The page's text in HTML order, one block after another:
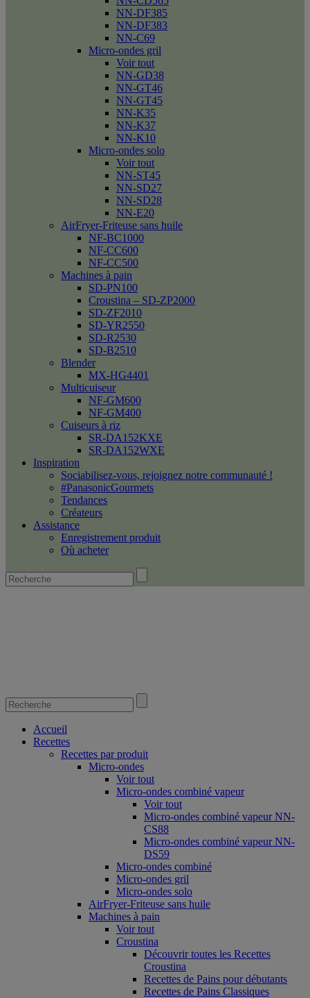
NN-DF385
NN-DF383
NN-C69
Micro-ondes gril
Voir tout
NN-GD38
NN-GT46
NN-GT45
NN-K35
NN-K37
NN-K10
Micro-ondes solo
Voir tout
NN-ST45
NN-SD27
NN-SD28
NN-E20
AirFryer-Friteuse sans huile
NF-BC1000
NF-CC600
NF-CC500
Machines à pain
SD-PN100
Croustina – SD-ZP2000
SD-ZF2010
SD-YR2550
SD-R2530
SD-B2510
Blender
MX-HG4401
Multicuiseur
NF-GM600
NF-GM400
Cuiseurs à riz
SR-DA152KXE
SR-DA152WXE
Inspiration
Sociabilisez-vous, rejoignez notre communauté !
#PanasonicGourmets
Tendances
Créateurs
Assistance
Enregistrement produit
Où acheter
Accueil
Recettes
Recettes par produit
Micro-ondes
Voir tout
Micro-ondes combiné vapeur
Voir tout
Micro-ondes combiné vapeur NN-
CS88
Micro-ondes combiné vapeur NN-
DS59
Micro-ondes combiné
Micro-ondes gril
Micro-ondes solo
AirFryer-Friteuse sans huile
Machines à pain
Voir tout
Croustina
Découvrir toutes les Recettes
Croustina
Recettes de Pains pour débutants
Recettes de Pains Classiques